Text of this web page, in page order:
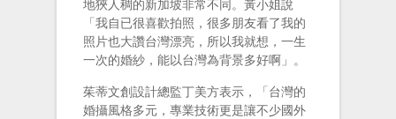
地狹人稠的新加坡非常不同。黃小姐說
「我自已很喜歡拍照，很多朋友看了我的
照片也大讚台灣漂亮，所以我就想，一生
一次的婚紗，能以台灣為背景多好啊」。
茱蒂文創設計總監丁美方表示，「台灣的
婚攝風格多元，專業技術更是讓不少國外